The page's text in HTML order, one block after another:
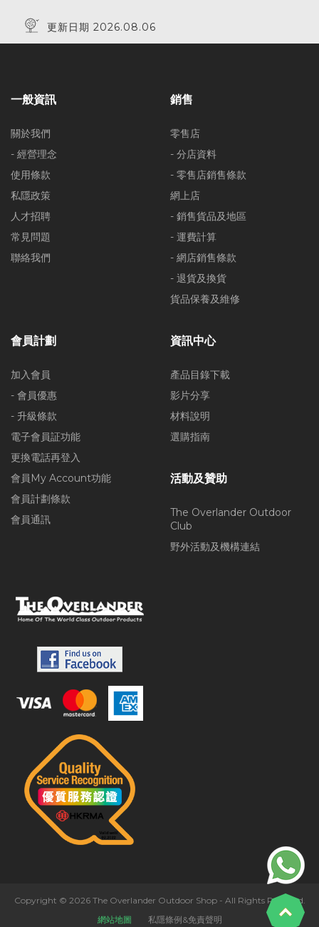
更新日期 2026.08.06
一般資訊
關於我們
- 經營理念
使用條款
私隱政策
人才招聘
常見問題
聯絡我們
銷售
零售店
- 分店資料
- 零售店銷售條款
網上店
- 銷售貨品及地區
- 運費計算
- 網店銷售條款
- 退貨及換貨
貨品保養及維修
會員計劃
加入會員
- 會員優惠
- 升級條款
電子會員証功能
更換電話再登入
會員My Account功能
會員計劃條款
會員通訊
資訊中心
產品目錄下載
影片分享
材料說明
選購指南
活動及贊助
The Overlander Outdoor
Club
野外活動及機構連結
Copyright © 2026 The Overlander Outdoor Shop - All Rights Reserved.
網站地圖
私隱條例&免責聲明